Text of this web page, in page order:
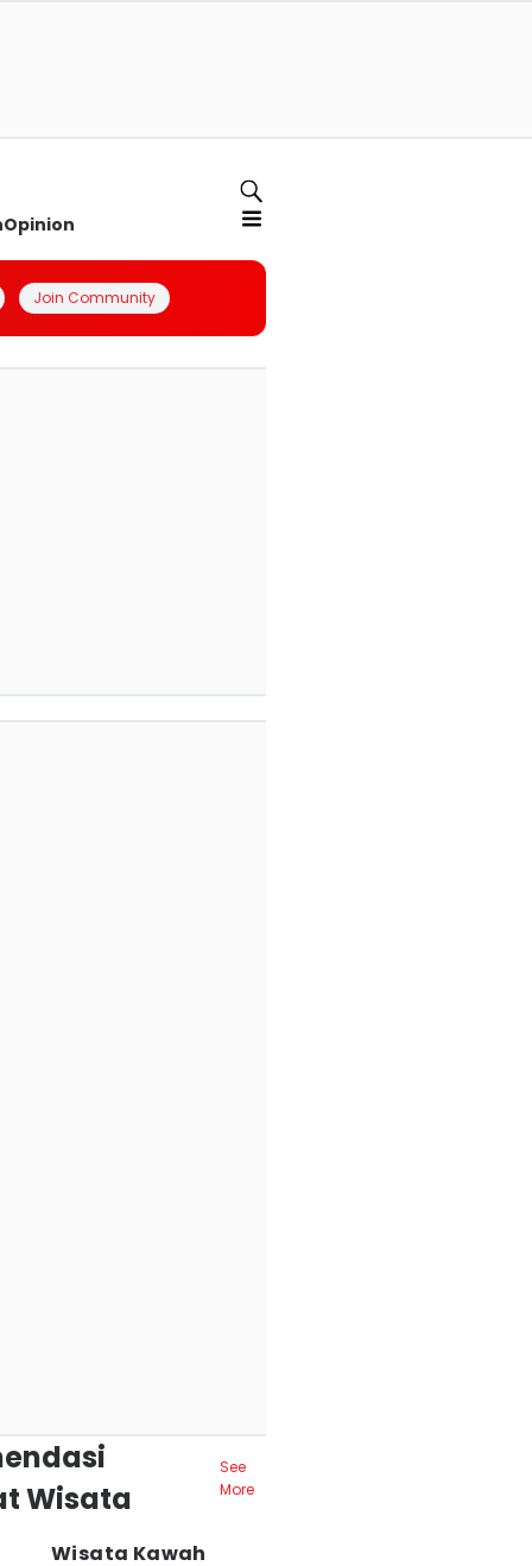
Opinion
Join Community
Wisata
See
More
Wisata Kawah